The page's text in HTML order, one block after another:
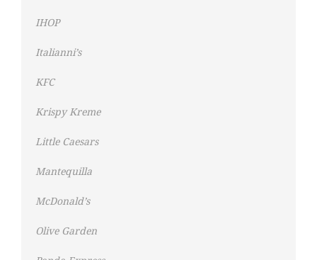
IHOP
Italianni’s
KFC
Krispy Kreme
Little Caesars
Mantequilla
McDonald’s
Olive Garden